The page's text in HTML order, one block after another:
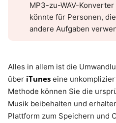
MP3-zu-WAV-
könnte für Personen,
andere Aufgaben
Alles in allem ist die
über iTunes eine
Methode können Sie die
Musik beibehalten und
Plattform zum Speichern und